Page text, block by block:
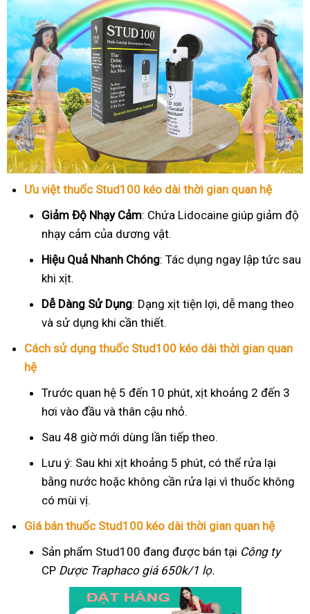
Ưu việt thuốc Stud100 kéo dài thời gian quan hệ
Giảm Độ Nhạy Cảm: Chứa Lidocaine giúp giảm độ
nhạy cảm của dương vật.
Hiệu Quả Nhanh Chóng: Tác dụng ngay lập tức sau
khi xịt.
Dễ Dàng Sử Dụng: Dạng xịt tiện lợi, dễ mang theo
và sử dụng khi cần thiết.
Cách sử dụng thuốc Stud100 kéo dài thời gian quan
hệ
Trước quan hệ 5 đến 10 phút, xịt khoảng 2 đến 3
hơi vào đầu và thân cậu nhỏ.
Sau 48 giờ mới dùng lần tiếp theo.
Lưu ý: Sau khi xịt khoảng 5 phút, có thể rửa lại
bằng nước hoặc không cần rửa lại vì thuốc không
có mùi vị.
Giá bán thuốc Stud100 kéo dài thời gian quan hệ
Sản phẩm Stud100 đang được bán tại Công ty
CP Dược Traphacogiá 650k/1 lọ.